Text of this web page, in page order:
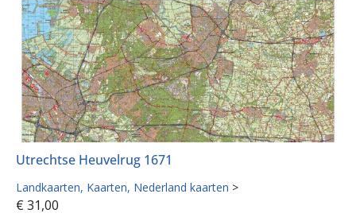
Utrechtse Heuvelrug 1671
Landkaarten Kaarten Nederland kaarten >
€ 31,00